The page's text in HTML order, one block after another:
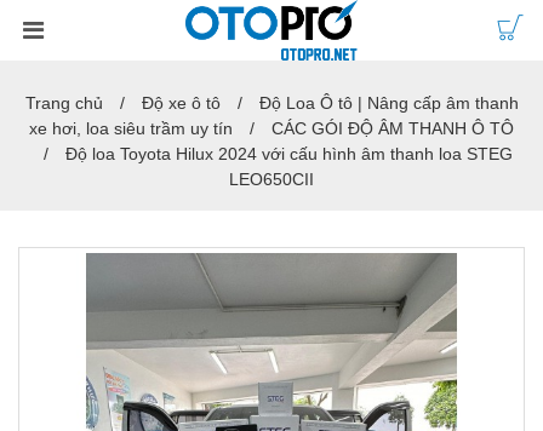
Trang chủ Độ xe ô tô
Độ Loa Ô tô | Nâng cấp âm thanh
xe hơi, loa siêu trầm uy tín
CÁC GÓI ĐỘ ÂM THANH Ô TÔ
Độ loa Toyota Hilux 2024 với cấu hình âm thanh loa STEG
LEO650CII